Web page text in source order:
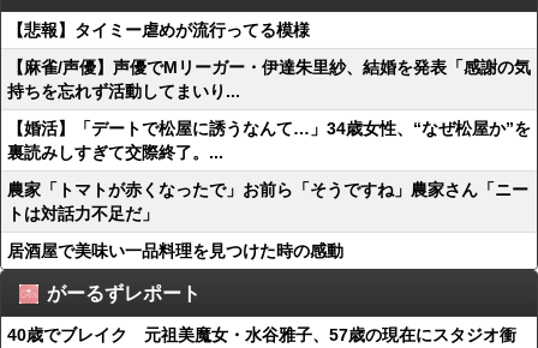
【悲報】タイミー虐めが流行ってる模様
【麻雀/声優】声優でMリーガー・伊達朱里紗、結婚を発表「感謝の気
持ちを忘れず活動してまいり...
【婚活】「デートで松屋に誘うなんて…」34歳女性、“なぜ松屋か”を
裏読みしすぎて交際終了。...
農家「トマトが赤くなったで」お前ら「そうですね」農家さん「ニー
トは対話力不足だ」
居酒屋で美味い一品料理を見つけた時の感動
がーるずレポート
40歳でブレイク 元祖美魔女・水谷雅子、57歳の現在にスタジオ衝